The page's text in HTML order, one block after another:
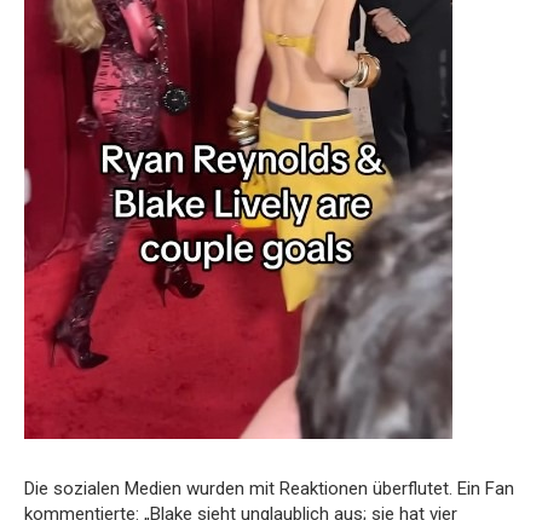
Die sozialen Medien wurden mit Reaktionen überflutet. Ein Fan
kommentierte: „Blake sieht unglaublich aus; sie hat vier